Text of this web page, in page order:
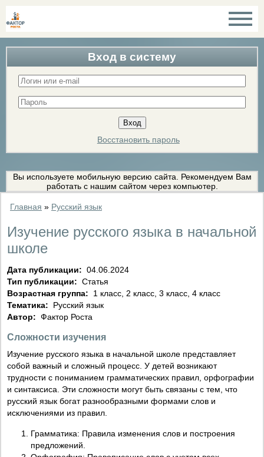
Вход в систему
Восстановить пароль
Вы используете мобильную версию сайта. Рекомендуем Вам
работать с нашим сайтом через компьютер.
Главная » Русский язык
Изучение русского языка в начальной
школе
Дата публикации: 04.06.2024
Тип публикации: Статья
Возрастная группа:
1 класс, 2 класс, 3 класс, 4 класс
Тематика:
Русский язык
Автор: Фактор Роста
Сложности изучения
Изучение русского языка в начальной школе представляет
собой важный и сложный процесс. У детей возникают
трудности с пониманием грамматических правил, орфографии
и синтаксиса. Эти сложности могут быть связаны с тем, что
русский язык богат разнообразными формами слов и
исключениями из правил.
Грамматика: Правила изменения слов и построения
предложений.